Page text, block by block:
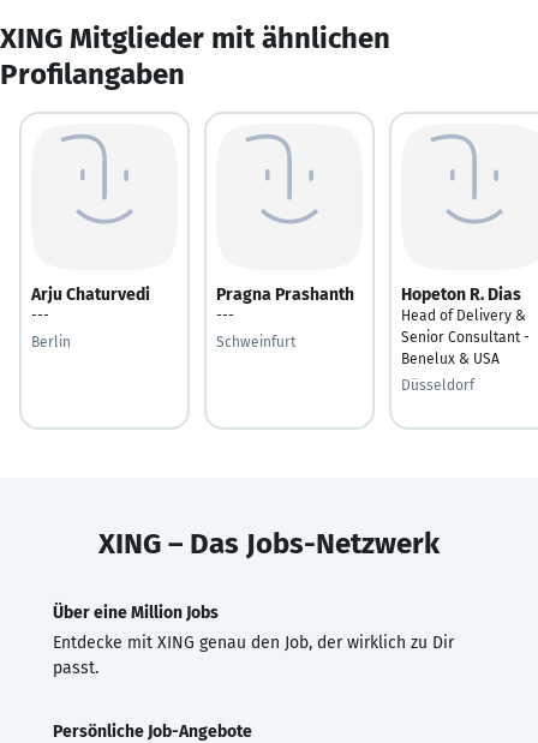
XING Mitglieder mit ähnlichen
Profilangaben
Arju Chaturvedi
---
Berlin
Pragna Prashanth
---
Schweinfurt
Hopeton R. Dias
Head of Delivery &
Senior Consultant -
Benelux & USA
Düsseldorf
XING – Das Jobs-Netzwerk
Über eine Million Jobs
Entdecke mit XING genau den Job, der wirklich zu Dir
passt.
Persönliche Job-Angebote